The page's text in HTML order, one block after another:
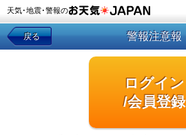
天気･地震･警報の
戻る 警報注意報
ログイン
/会員登録